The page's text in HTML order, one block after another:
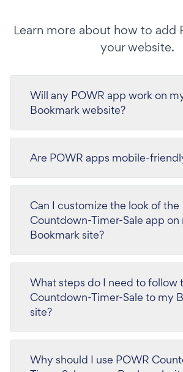
Learn more about how to add
your website.
Will any POWR app work on
Bookmark website?
Are POWR apps mobile-
Can I customize the look of the
Countdown-Timer-Sale app on
Bookmark site?
What steps do I need to follow
Countdown-Timer-Sale to my
site?
Why should I use POWR